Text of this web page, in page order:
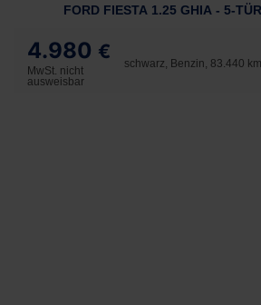
FORD FIESTA 1.25 GHIA - 5-
4.980 €
MwSt. nicht
ausweisbar
schwarz, Benzin, 83.440